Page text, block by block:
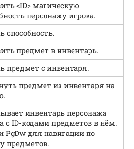
<ID> магическую
персонажу игрока.
способность.
предмет в инвентарь.
предмет с инвентаря.
предмет из инвентаря на
инвентарь персонажа
с ID-кодами предметов в нём.
PgDw для навигации по
предметов.